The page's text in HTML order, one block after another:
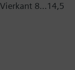
8...14,5